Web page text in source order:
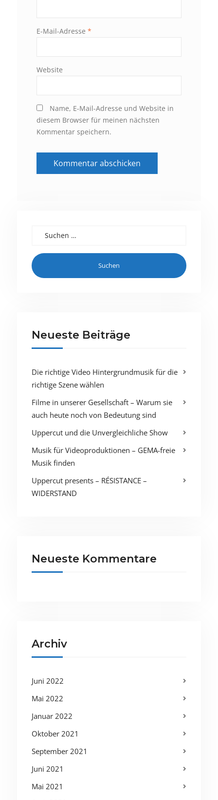
E-Mail-Adresse *
Website
Name, E-Mail-Adresse und Website in
diesem Browser für meinen nächsten
Kommentar speichern.
Neueste Beiträge
Die richtige Video Hintergrundmusik für die
richtige Szene wählen
Filme in unserer Gesellschaft – Warum sie
auch heute noch von Bedeutung sind
Uppercut und die Unvergleichliche Show
Musik für Videoproduktionen – GEMA-freie
Musik finden
Uppercut presents – RÉSISTANCE –
WIDERSTAND
Neueste Kommentare
Archiv
Juni 2022
Mai 2022
Januar 2022
Oktober 2021
September 2021
Juni 2021
Mai 2021